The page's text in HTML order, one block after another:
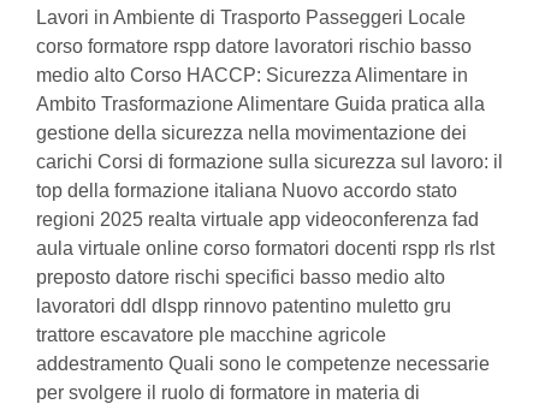
Lavori in Ambiente di Trasporto Passeggeri Locale
corso formatore rspp datore lavoratori rischio basso
medio alto Corso HACCP: Sicurezza Alimentare in
Ambito Trasformazione Alimentare Guida pratica alla
gestione della sicurezza nella movimentazione dei
carichi Corsi di formazione sulla sicurezza sul lavoro: il
top della formazione italiana Nuovo accordo stato
regioni 2025 realta virtuale app videoconferenza fad
aula virtuale online corso formatori docenti rspp rls rlst
preposto datore rischi specifici basso medio alto
lavoratori ddl dlspp rinnovo patentino muletto gru
trattore escavatore ple macchine agricole
addestramento Quali sono le competenze necessarie
per svolgere il ruolo di formatore in materia di